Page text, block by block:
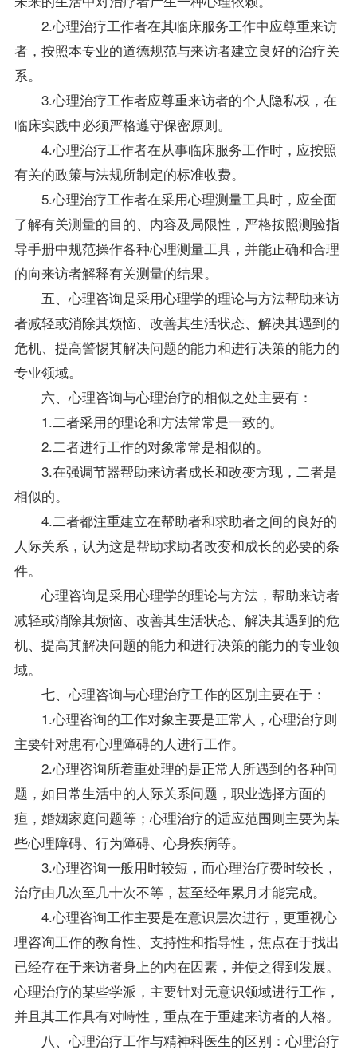
2.心理治疗工作者在其临床服务工作中应尊重来访
者，按照本专业的道德规范与来访者建立良好的治疗关
系。
3.心理治疗工作者应尊重来访者的个人隐私权，在
临床实践中必须严格遵守保密原则。
4.心理治疗工作者在从事临床服务工作时，应按照
有关的政策与法规所制定的标准收费。
5.心理治疗工作者在采用心理测量工具时，应全面
了解有关测量的目的、内容及局限性，严格按照测验指
导手册中规范操作各种心理测量工具，并能正确和合理
的向来访者解释有关测量的结果。
五、心理咨询是采用心理学的理论与方法帮助来访
者减轻或消除其烦恼、改善其生活状态、解决其遇到的
危机、提高警惕其解决问题的能力和进行决策的能力的
专业领域。
六、心理咨询与心理治疗的相似之处主要有：
1.二者采用的理论和方法常常是一致的。
2.二者进行工作的对象常常是相似的。
3.在强调节器帮助来访者成长和改变方现，二者是
相似的。
4.二者都注重建立在帮助者和求助者之间的良好的
人际关系，认为这是帮助求助者改变和成长的必要的条
件。
心理咨询是采用心理学的理论与方法，帮助来访者
减轻或消除其烦恼、改善其生活状态、解决其遇到的危
机、提高其解决问题的能力和进行决策的能力的专业领
域。
七、心理咨询与心理治疗工作的区别主要在于：
1.心理咨询的工作对象主要是正常人，心理治疗则
主要针对患有心理障碍的人进行工作。
2.心理咨询所着重处理的是正常人所遇到的各种问
题，如日常生活中的人际关系问题，职业选择方面的
疸，婚姻家庭问题等；心理治疗的适应范围则主要为某
些心理障碍、行为障碍、心身疾病等。
3.心理咨询一般用时较短，而心理治疗费时较长，
治疗由几次至几十次不等，甚至经年累月才能完成。
4.心理咨询工作主要是在意识层次进行，更重视心
理咨询工作的教育性、支持性和指导性，焦点在于找出
已经存在于来访者身上的内在因素，并使之得到发展。
心理治疗的某些学派，主要针对无意识领域进行工作，
并且其工作具有对峙性，重点在于重建来访者的人格。
八、心理治疗工作与精神科医生的区别：心理治疗